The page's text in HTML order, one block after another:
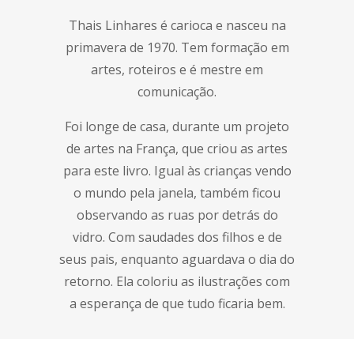
Thais Linhares é carioca e nasceu na
primavera de 1970. Tem formação em
artes, roteiros e é mestre em
comunicação.
Foi longe de casa, durante um projeto
de artes na França, que criou as artes
para este livro. Igual às crianças vendo
o mundo pela janela, também ficou
observando as ruas por detrás do
vidro. Com saudades dos filhos e de
seus pais, enquanto aguardava o dia do
retorno. Ela coloriu as ilustrações com
a esperança de que tudo ficaria bem.